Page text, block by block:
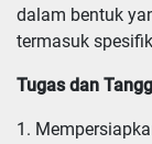
dalam bentuk
termasuk
Tugas dan
1.